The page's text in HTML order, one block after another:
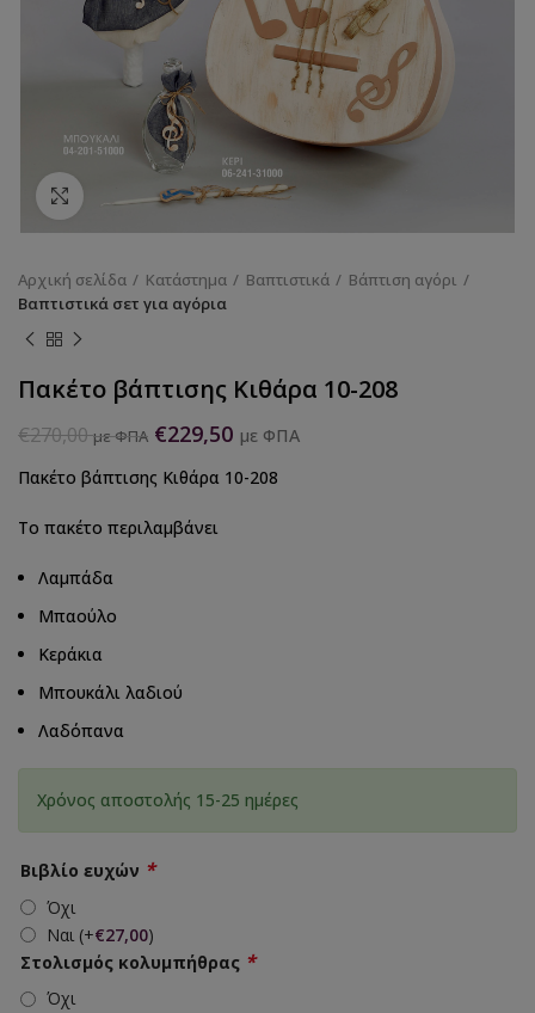
Κάντε κλικ για να μεγεθύνετε
Αρχική σελίδα Κατάστημα Βαπτιστικά
Βάπτιση αγόρι
Βαπτιστικά σετ για αγόρια
Πακέτο βάπτισης Κιθάρα 10-208
€270,00 με ΦΠΑ €229,50 με ΦΠΑ
Πακέτο βάπτισης Κιθάρα 10-208
Το πακέτο περιλαμβάνει
Λαμπάδα
Μπαούλο
Κεράκια
Μπουκάλι λαδιού
Λαδόπανα
Χρόνος αποστολής 15-25 ημέρες
Βιβλίο ευχών *
Όχι
Ναι (+€27,00)
Στολισμός κολυμπήθρας *
Όχι